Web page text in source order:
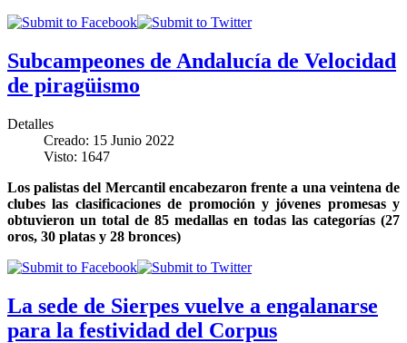
Subcampeones de Andalucía de Velocidad
de piragüismo
Detalles
Creado: 15 Junio 2022
Visto: 1647
Los palistas del Mercantil encabezaron frente a una veintena de
clubeslas clasificaciones de promoción y jóvenes promesas y
obtuvieron un total de 85 medallas en todas las categorías (27
oros, 30 platas y 28 bronces)
La sede de Sierpes vuelve a engalanarse
para la festividad del Corpus